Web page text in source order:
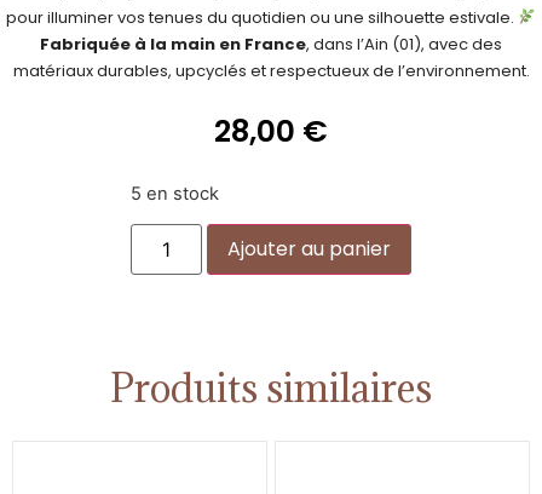
pour illuminer vos tenues du quotidien ou une silhouette estivale.
Fabriquée à la main en France, dans l’Ain (01), avec des
matériaux durables, upcyclés et respectueux de l’environnement.
28,00 €
5 en stock
Ajouter au panier
Produits similaires